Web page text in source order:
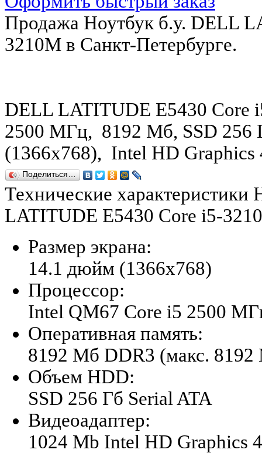
Продажа Ноутбук б.у. DELL
3210M в Санкт-Петербурге.
DELL LATITUDE E5430 Core
2500 МГц, 8192 Мб, SSD 256
(1366x768), Intel HD Graphics
Поделиться…
Технические характеристики
LATITUDE E5430 Core i5-
Размер экрана:
14.1 дюйм (1366x768)
Процессор:
Intel QM67 Core i5 2500
Оперативная память:
8192 Мб DDR3 (макс.
Объем HDD:
SSD 256 Гб Serial ATA
Видеоадаптер:
1024 Mb Intel HD Graphics